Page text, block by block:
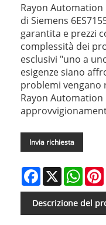
Rayon
di Siemens
garantita e prezzi
complessità dei
esclusivi "uno a
esigenze siano
problemi vengano
Rayon
Invia richiesta
Facebook
X
Descrizione del